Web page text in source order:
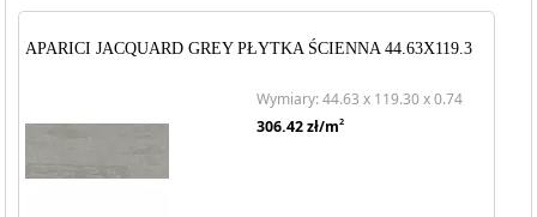
APARICI JACQUARD GREY PŁYTKA ŚCIENNA 44.63X119.3
Wymiary: 44.63 x 119.30 x 0.74
306.42zł/m2